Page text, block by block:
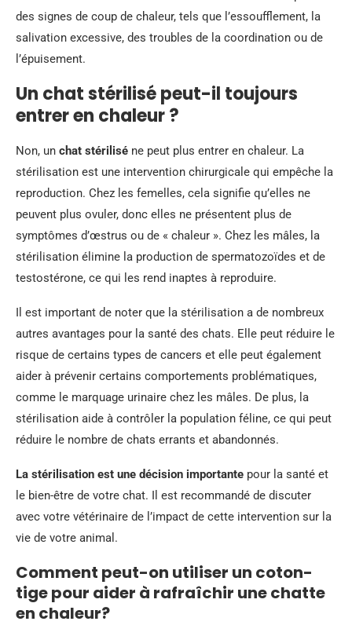
des signes de coup de chaleur, tels que l’essoufflement, la
salivation excessive, des troubles de la coordination ou de
l’épuisement.
Un chat stérilisé peut-il toujours
entrer en chaleur ?
Non, un chat stérilisé ne peut plus entrer en chaleur. La
stérilisation est une intervention chirurgicale qui empêche la
reproduction. Chez les femelles, cela signifie qu’elles ne
peuvent plus ovuler, donc elles ne présentent plus de
symptômes d’œstrus ou de « chaleur ». Chez les mâles, la
stérilisation élimine la production de spermatozoïdes et de
testostérone, ce qui les rend inaptes à reproduire.
Il est important de noter que la stérilisation a de nombreux
autres avantages pour la santé des chats. Elle peut réduire le
risque de certains types de cancers et elle peut également
aider à prévenir certains comportements problématiques,
comme le marquage urinaire chez les mâles. De plus, la
stérilisation aide à contrôler la population féline, ce qui peut
réduire le nombre de chats errants et abandonnés.
La stérilisation est une décision importante pour la santé et
le bien-être de votre chat. Il est recommandé de discuter
avec votre vétérinaire de l’impact de cette intervention sur la
vie de votre animal.
Comment peut-on utiliser un coton-
tige pour aider à rafraîchir une chatte
en chaleur?